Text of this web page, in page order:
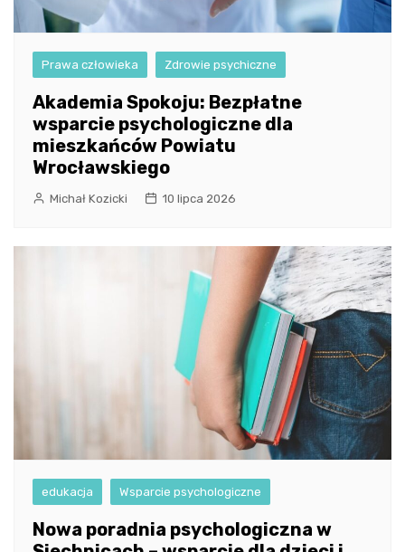
Prawa człowieka Zdrowie psychiczne
Akademia Spokoju: Bezpłatne
wsparcie psychologiczne dla
mieszkańców Powiatu
Wrocławskiego
Michał Kozicki 10 lipca 2026
edukacja Wsparcie psychologiczne
Nowa poradnia psychologiczna w